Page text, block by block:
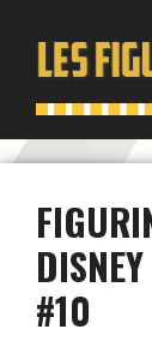
contenu
#10